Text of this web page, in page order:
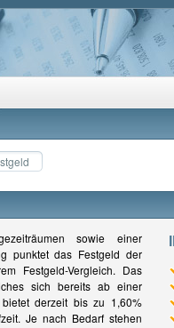
sowie einer
punktet das Festgeld der
Festgeld-Vergleich. Das
sich bereits ab einer
derzeit bis zu 1,60%
Je nach Bedarf stehen